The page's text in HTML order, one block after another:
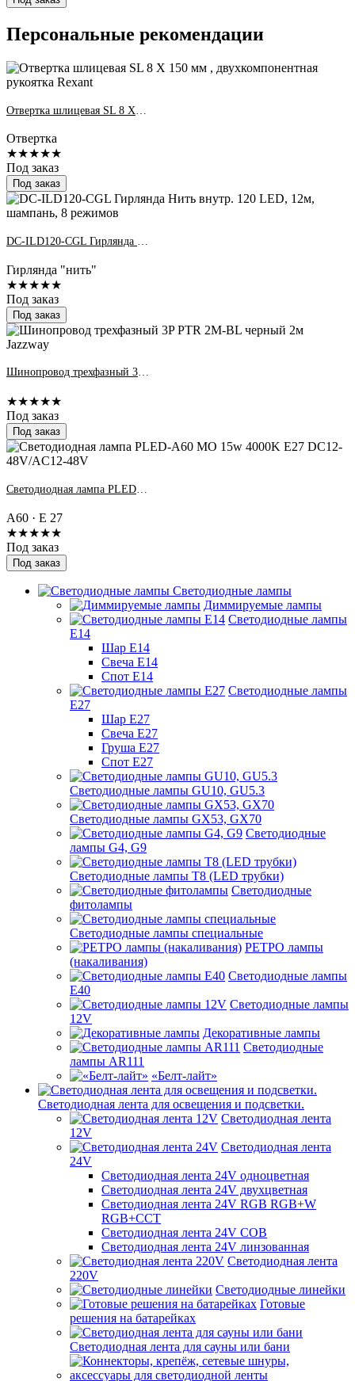
Персональные рекомендации
Отвертка
★★★★★
Под заказ
Под заказ
Гирлянда "нить"
★★★★★
Под заказ
Под заказ
Шинопровод трехфазный 3P PTR 2M-BL черный 2м Jazzway
★★★★★
Под заказ
Под заказ
А60 · E 27
★★★★★
Под заказ
Под заказ
Светодиодные лампы
Диммируемые лампы
Светодиодные лампы
Е14
Шар Е14
Свеча Е14
Спот Е14
Светодиодные лампы
Е27
Шар Е27
Свеча Е27
Груша Е27
Спот Е27
Светодиодные лампы GU10, GU5.3
Светодиодные лампы GX53, GX70
Светодиодные
лампы G4, G9
Светодиодные лампы Т8 (LED трубки)
Светодиодные
фитолампы
Светодиодные лампы специальные
РЕТРО лампы
(накаливания)
Светодиодные лампы
E40
Светодиодные лампы
12V
Декоративные лампы
Светодиодные
лампы AR111
«Белт-лайт»
Светодиодная лента для освещения и подсветки.
Светодиодная лента
12V
Светодиодная лента
24V
Светодиодная лента 24V одноцветная
Светодиодная лента 24V двухцветная
Светодиодная лента 24V RGB RGB+W
RGB+CCT
Светодиодная лента 24V COB
Светодиодная лента 24V линзованная
Светодиодная лента
220V
Светодиодные линейки
Готовые
решения на батарейках
Светодиодная лента для сауны или бани